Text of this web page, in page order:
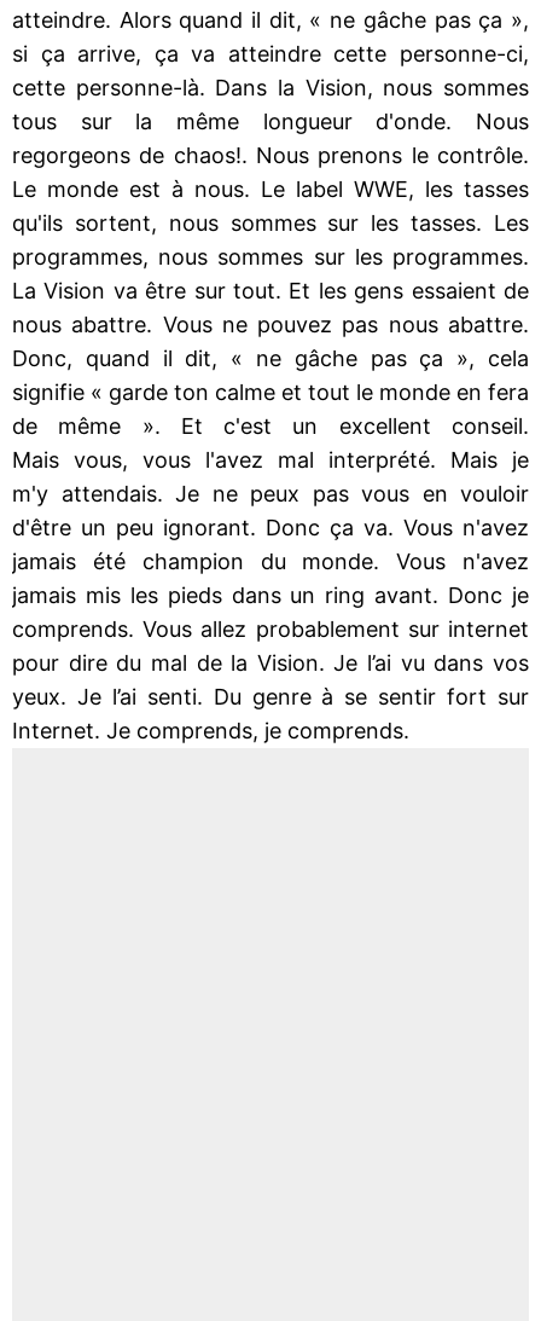
atteindre. Alors quand il dit, « ne gâche pas ça »,
si ça arrive, ça va atteindre cette personne-ci,
cette personne-là. Dans la Vision, nous sommes
tous sur la même longueur d'onde. Nous
regorgeons de chaos!. Nous prenons le contrôle.
Le monde est à nous. Le label WWE, les tasses
qu'ils sortent, nous sommes sur les tasses. Les
programmes, nous sommes sur les programmes.
La Vision va être sur tout. Et les gens essaient de
nous abattre. Vous ne pouvez pas nous abattre.
Donc, quand il dit, « ne gâche pas ça », cela
signifie « garde ton calme et tout le monde en fera
de même ». Et c'est un excellent conseil.
Mais vous, vous l'avez mal interprété. Mais je
m'y attendais. Je ne peux pas vous en vouloir
d'être un peu ignorant. Donc ça va. Vous n'avez
jamais été champion du monde. Vous n'avez
jamais mis les pieds dans un ring avant. Donc je
comprends. Vous allez probablement sur internet
pour dire du mal de la Vision. Je l’ai vu dans vos
yeux. Je l’ai senti. Du genre à se sentir fort sur
Internet. Je comprends, je comprends.